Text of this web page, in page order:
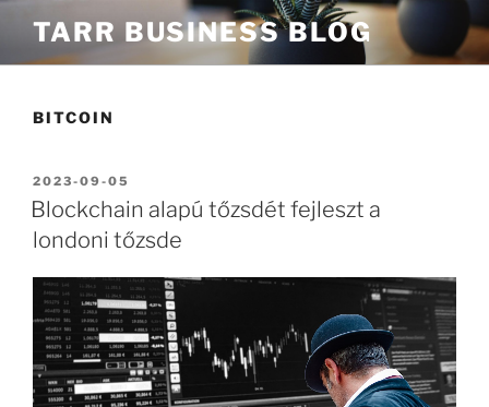
TARR BUSINESS BLOG
BITCOIN
BEKÜLDVE:
2023-09-05
Blockchain alapú tőzsdét fejleszt a
londoni tőzsde